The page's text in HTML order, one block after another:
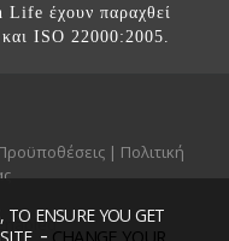
TO ENSURE YOU GET
- CHANGE YOUR
Life έχουν παραχθεί
ISO 22000:2005.
| Πολιτική